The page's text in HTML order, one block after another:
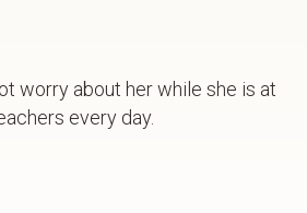
worry about her while she is at
every day.